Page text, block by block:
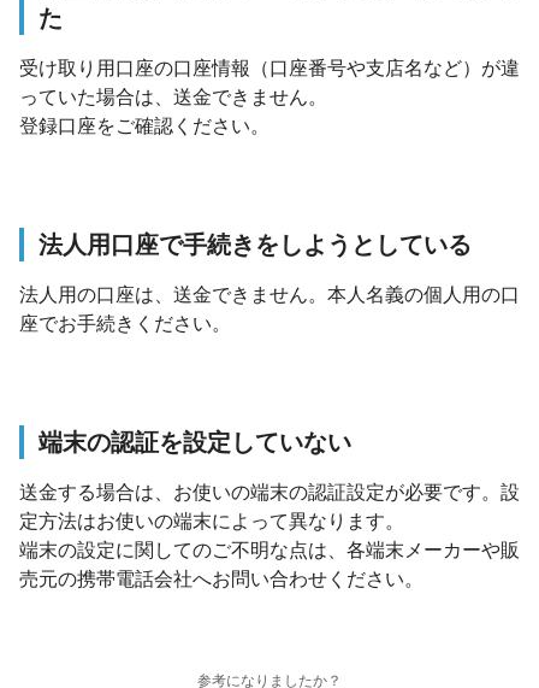
た
受け取り用口座の口座情報（口座番号や支店名など）が違
っていた場合は、送金できません。
登録口座をご確認ください。
法人用口座で手続きをしようとしている
法人用の口座は、送金できません。本人名義の個人用の口
座でお手続きください。
端末の認証を設定していない
送金する場合は、お使いの端末の認証設定が必要です。設
定方法はお使いの端末によって異なります。
端末の設定に関してのご不明な点は、各端末メーカーや販
売元の携帯電話会社へお問い合わせください。
参考になりましたか？